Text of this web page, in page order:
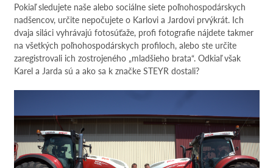
Pokiaľ sledujete naše alebo sociálne siete poľnohospodárskych
nadšencov, určite nepočujete o Karlovi a Jardovi prvýkrát. Ich
dvaja siláci vyhrávajú fotosúťaže, profi fotografie nájdete takmer
na všetkých poľnohospodárskych profiloch, alebo ste určite
zaregistrovali ich zostrojeného „mladšieho brata“. Odkiaľ však
Karel a Jarda sú a ako sa k značke STEYR dostali?